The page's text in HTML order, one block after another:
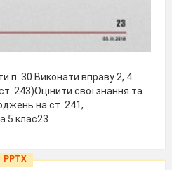
п. 30 Виконати вправу 2, 4
243)Оцінити свої знання та
на ст. 241,
5 клас23
PPTX